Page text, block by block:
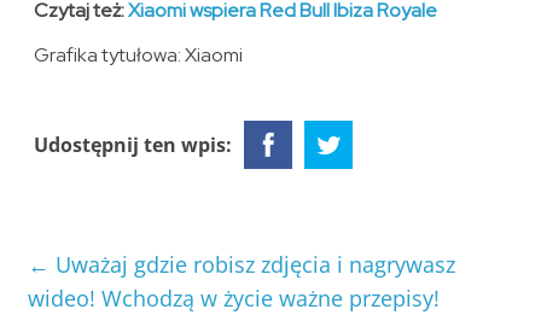
Czytaj też:Xiaomi wspiera Red Bull Ibiza Royale
Grafika tytułowa: Xiaomi
Udostępnij ten wpis:
← Uważaj gdzie robisz zdjęcia i nagrywasz
wideo! Wchodzą w życie ważne przepisy!